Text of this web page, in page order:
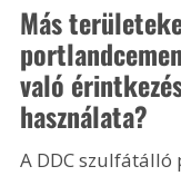
Más
való
használata?
A DDC